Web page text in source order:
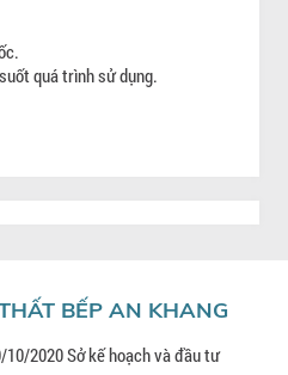
quá trình sử dụng.
BẾP AN KHANG
10/2020 Sở kế hoạch và đầu tư